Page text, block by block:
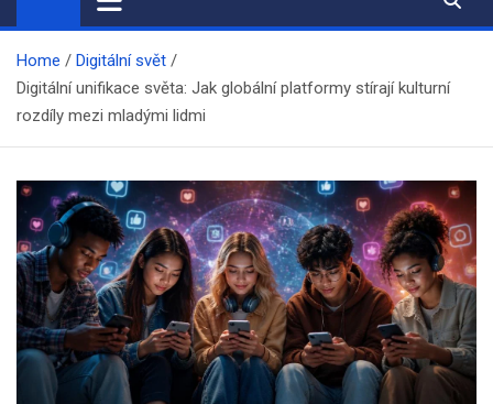
Home
Digitální svět
Digitální unifikace světa: Jak globální platformy stírají kulturní
rozdíly mezi mladými lidmi